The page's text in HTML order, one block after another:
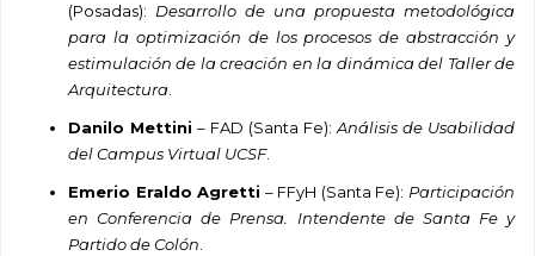
(Posadas): Desarrollo de una propuesta metodológica
para la optimización de los procesos de abstracción y
estimulación de la creación en la dinámica del Taller de
Arquitectura.
Danilo Mettini – FAD (Santa Fe):Análisis de Usabilidad
del Campus Virtual UCSF.
Emerio Eraldo Agretti – FFyH (Santa Fe): Participación
en Conferencia de Prensa. Intendente de Santa Fe y
Partido de Colón.